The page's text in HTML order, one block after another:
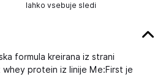
lahko vsebuje sledi
formula kreirana iz strani
whey protein iz linije Me:First je